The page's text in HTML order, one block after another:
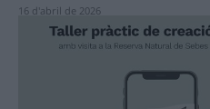
16 d'abril de 2026